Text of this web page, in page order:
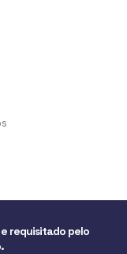
requisitado pelo